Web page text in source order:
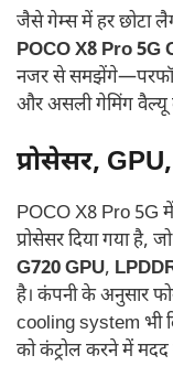
जैसे गेम्स में हर छोटा
POCO X8 Pro 5G
नजर से
और असली गेमिंग वैल्यू
प्रोसेसर,
POCO X8 Pro 5G
प्रोसेसर दिया गया है,
G720 GPU,
है। कंपनी के अनुसार
cooling system भी
को कंट्रोल करने में मदद